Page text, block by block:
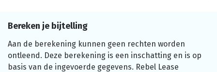
Bereken je bijtelling
Aan de berekening kunnen geen rechten worden
ontleend. Deze berekening is een inschatting en is op
basis van de ingevoerde gegevens. Rebel Lease